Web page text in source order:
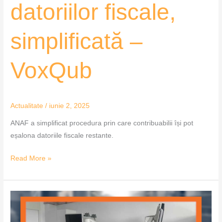
datoriilor fiscale,
simplificată –
VoxQub
Actualitate / iunie 2, 2025
ANAF a simplificat procedura prin care contribuabilii își pot
eșalona datoriile fiscale restante.
Read More »
Spitalul
Județean